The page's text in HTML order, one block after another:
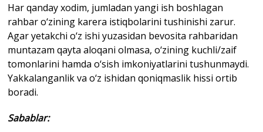
Har qanday xodim, jumladan yangi ish boshlagan
rahbar o‘zining karera istiqbolarini tushinishi zarur.
Agar yetakchi o‘z ishi yuzasidan bevosita rahbaridan
muntazam qayta aloqani olmasa, o‘zining kuchli/zaif
tomonlarini hamda o‘sish imkoniyatlarini tushunmaydi.
Yakkalanganlik va o‘z ishidan qoniqmaslik hissi ortib
boradi.
Sabablar: